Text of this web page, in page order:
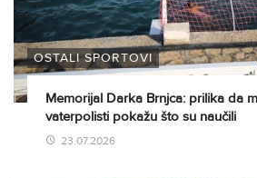
OSTALI SPORTOVI
Memorijal Darka Brnjca: prilika da
vaterpolisti pokažu što su naučili
23.07.2026